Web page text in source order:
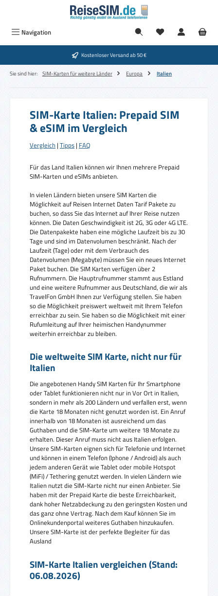
Zum Hauptinhalt springen
Navigation
Kostenloser Versand ab 50 €
Sie sind hier: SIM-Karten für weitere Länder Europa Italien
SIM-Karte Italien: Prepaid SIM
& eSIM im Vergleich
Vergleich | Tipps | FAQ
Für das Land Italien können wir Ihnen mehrere Prepaid
SIM-Karten und eSIMs anbieten.
In vielen Ländern bieten unsere SIM Karten die
Möglichkeit auf Reisen Internet Daten Tarif Pakete zu
buchen, so dass Sie das Internet auf Ihrer Reise nutzen
können. Die Daten Geschwindigkeit ist 2G, 3G oder 4G LTE.
Die Datenpakekte haben eine mögliche Laufzeit bis zu 30
Tage und sind im Datenvolumen beschränkt. Nach der
Laufzeit (Tage) oder mit dem Verbrauch des
Datenvolumen (Megabyte) müssen Sie ein neues Internet
Paket buchen. Die SIM Karten verfügen über 2
Rufnummern. Die Hauptrufnummer stammt aus Estland
und eine weitere Rufnummer aus Deutschland, die wir als
TravelFon GmbH Ihnen zur Verfügung stellen. Sie haben
so die Möglichkeit preiswert weltweit mit Ihrem Telefon
erreichbar zu sein. Sie haben so die Möglichkeit mit einer
Rufumleitung auf Ihrer heimischen Handynummer
weiterhin erreichbar zu bleiben.
Die weltweite SIM Karte, nicht nur für
Italien
Die angebotenen Handy SIM Karten für Ihr Smartphone
oder Tablet funktionieren nicht nur in Vor Ort in Italien,
sondern in mehr als 200 Ländern und verfallen erst, wenn
die Karte 18 Monaten nicht genutzt worden ist. Ein Anruf
innerhalb von 18 Monaten ist ausreichend um das
Guthaben und die SIM-Karte um weitere 18 Monate zu
erhalten. Dieser Anruf muss nicht aus Italien erfolgen.
Unsere SIM-Karten eignen sich für Telefonie und Internet
und können in einem Telefon (Iphone / Android) als auch
jedem anderen Gerät wie Tablet oder mobile Hotspot
(MiFi) / Tethering genutzt werden. In vielen Ländern wie
Italien nutzt die SIM-Karte nicht nur einen Anbieter. Sie
haben mit der Prepaid Karte die beste Erreichbarkeit,
dank hoher Netzabdeckung zu den geringsten Kosten und
das ganz ohne Vertrag. Nach dem Kauf können Sie im
Onlinekundenportal weiteres Guthaben hinzukaufen.
Unsere SIM-Karte ist der perfekte Begleiter für das
Ausland
SIM-Karte Italien vergleichen (Stand:
06.08.2026)